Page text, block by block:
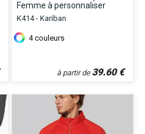
Femme à personnaliser
K414 - Kariban
4 couleurs
à partir de 39.60€